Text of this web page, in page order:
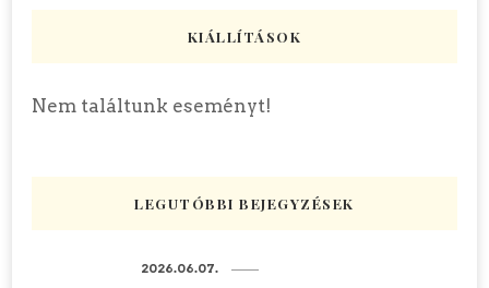
KIÁLLÍTÁSOK
Nem találtunk eseményt!
LEGUTÓBBI BEJEGYZÉSEK
2026.06.07.